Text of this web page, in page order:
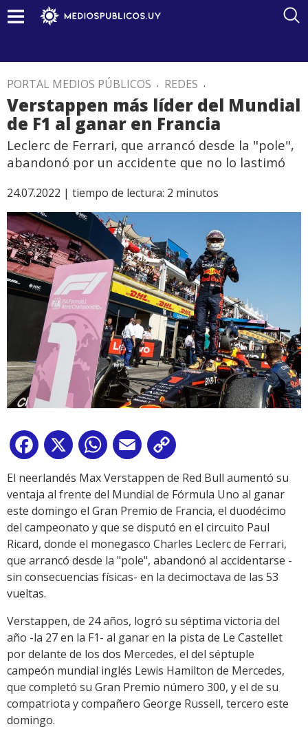
PORTAL MEDIOS PÚBLICOS . REDES .
Verstappen más líder del Mundial
de F1 al ganar en Francia
Leclerc de Ferrari, que arrancó desde la "pole",
abandonó por un accidente que no lo lastimó
24.07.2022 | tiempo de lectura: 2 minutos
Facebook
X WhatsApp
Email
Link
El neerlandés Max Verstappen de Red Bull aumentó su
ventaja al frente del Mundial de Fórmula Uno al ganar
este domingo el Gran Premio de Francia, el duodécimo
del campeonato y que se disputó en el circuito Paul
Ricard, donde el monegasco Charles Leclerc de Ferrari,
que arrancó desde la "pole", abandonó al accidentarse -
sin consecuencias físicas- en la decimoctava de las 53
vueltas.
Verstappen, de 24 años, logró su séptima victoria del
año -la 27 en la F1- al ganar en la pista de Le Castellet
por delante de los dos Mercedes, el del séptuple
campeón mundial inglés Lewis Hamilton de Mercedes,
que completó su Gran Premio número 300, y el de su
compatriota y compañero George Russell, tercero este
domingo.